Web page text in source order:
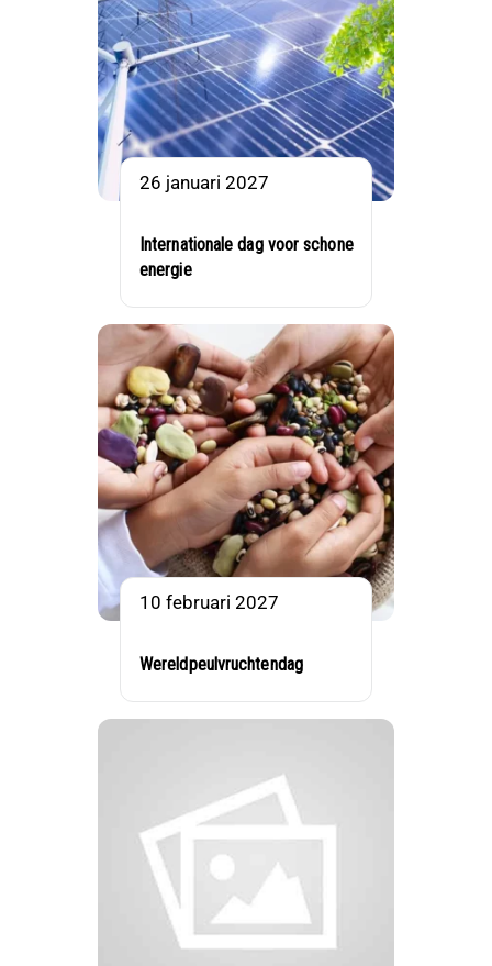
26 januari 2027
Internationale dag voor schone
energie
10 februari 2027
Wereldpeulvruchtendag